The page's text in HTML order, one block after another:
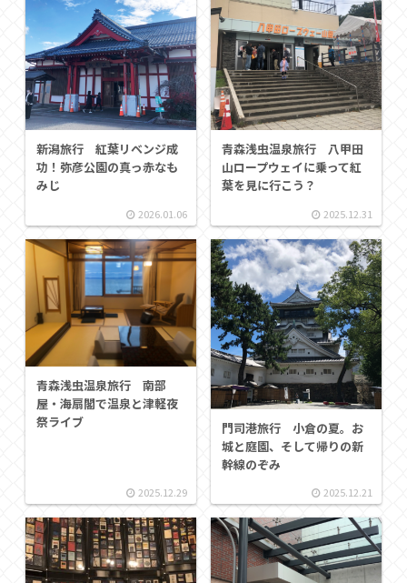
新潟旅行 紅葉リベンジ成
功！弥彦公園の真っ赤なも
みじ
2026.01.06
青森浅虫温泉旅行 八甲田
山ロープウェイに乗って紅
葉を見に行こう？
2025.12.31
青森浅虫温泉旅行 南部
屋・海扇閣で温泉と津軽夜
祭ライブ
2025.12.29
門司港旅行 小倉の夏。お
城と庭園、そして帰りの新
幹線のぞみ
2025.12.21